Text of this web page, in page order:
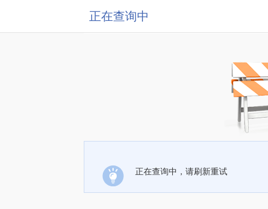
正在查询中
正在查询中，请刷新重试